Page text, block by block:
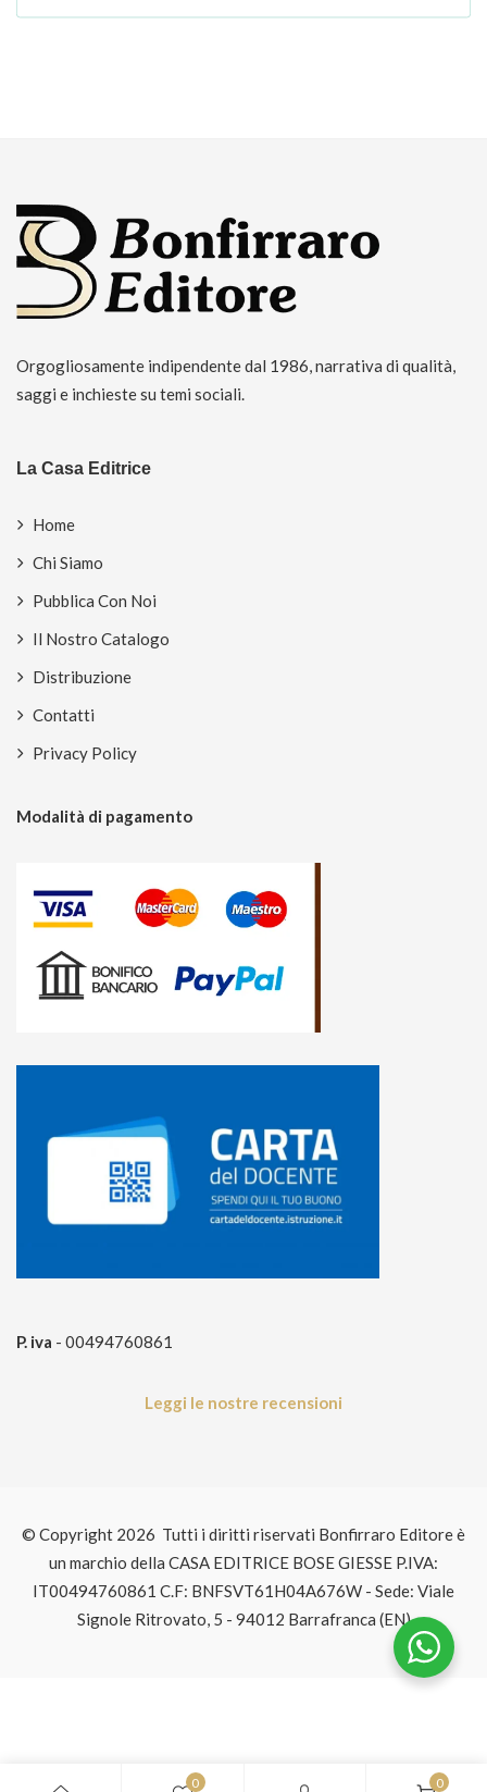
0 0
Orgogliosamente indipendente dal 1986, narrativa di qualità,
saggi e inchieste su temi sociali.
La Casa Editrice
Home
Chi Siamo
Pubblica Con Noi
Il Nostro Catalogo
Distribuzione
Contatti
Privacy Policy
Modalità di pagamento
P. iva - 00494760861
Leggi le nostre recensioni
© Copyright 2026 Tutti i diritti riservati Bonfirraro Editore è
un marchio della CASA EDITRICE BOSE GIESSE P.IVA:
IT00494760861 C.F: BNFSVT61H04A676W - Sede: Viale
Signole Ritrovato, 5 - 94012 Barrafranca (EN)